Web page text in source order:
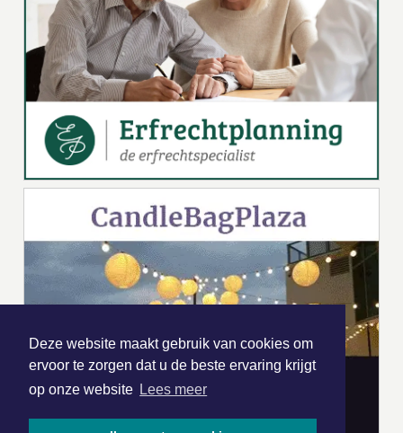
Deze website maakt gebruik van cookies om
ervoor te zorgen dat u de beste ervaring krijgt
op onze website Lees meer